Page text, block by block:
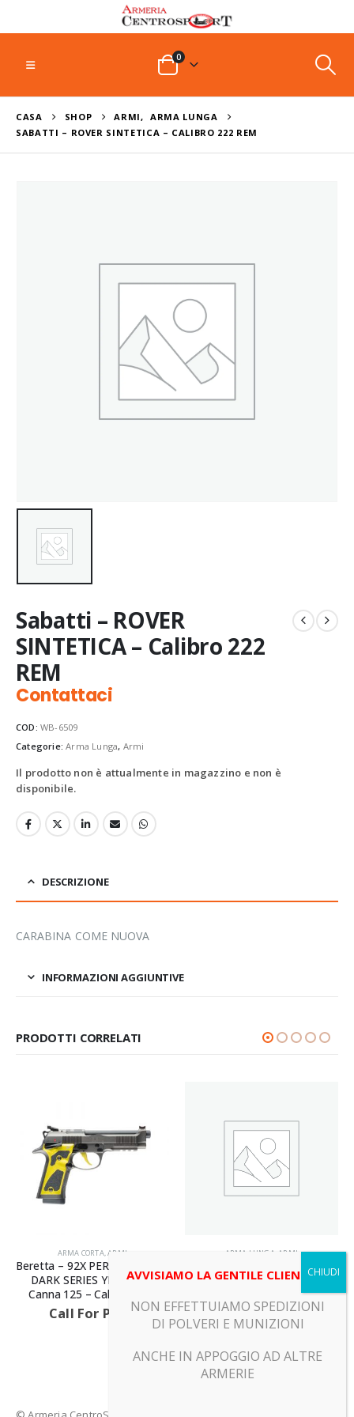
0
CASA SHOP ARMI,
ARMA LUNGA
SABATTI – ROVER SINTETICA – CALIBRO 222 REM
Sabatti – ROVER
SINTETICA – Calibro 222
REM
Contattaci
COD: WB-6509
Categorie:Arma Lunga, Armi
Il prodotto non è attualmente in magazzino e non è
disponibile.
DESCRIZIONE
CARABINA COME NUOVA
INFORMAZIONI AGGIUNTIVE
PRODOTTI CORRELATI
ARMA CORTA,ARMI
Beretta – 92X PERFORMANCE
DARK SERIES YELLOW –
Canna 125 – Calibro 9X19
Call For Price
ARMA LUNGA ARMI
Tikka – T3X SUPERLITE
STAINLESS – Canna 62 –
Calibro 7MM PRC
Call For Price
AVVISIAMO LA GENTILE CLIENTELA
NON EFFETTUIAMO SPEDIZIONI
DI POLVERI E MUNIZIONI
ANCHE IN APPOGGIO AD ALTRE
ARMERIE